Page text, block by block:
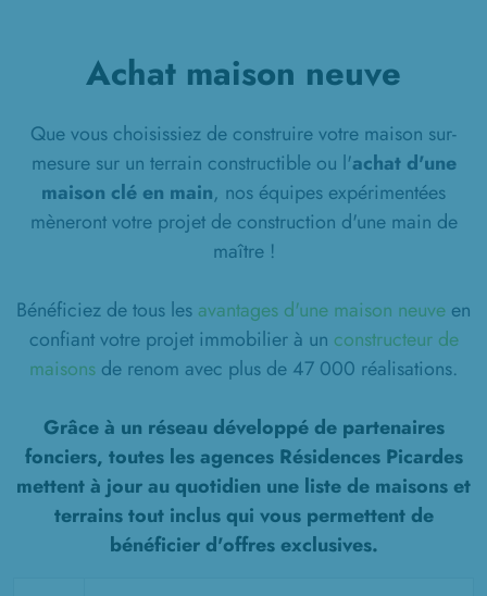
Achat maison neuve
Que vous choisissiez de construire votre maison sur-
mesure sur un terrain constructible ou l'achat d'une
maison clé en main, nos équipes expérimentées
mèneront votre projet de construction d'une main de
maître !
Bénéficiez de tous les avantages d'une maison neuve en
confiant votre projet immobilier à un constructeur de
maisons de renom avec plus de 47 000 réalisations.
Grâce à un réseau développé de partenaires
fonciers, toutes les agences Résidences Picardes
mettent à jour au quotidien une liste de maisons et
terrains tout inclusqui vous permettent de
bénéficier d'offres exclusives.